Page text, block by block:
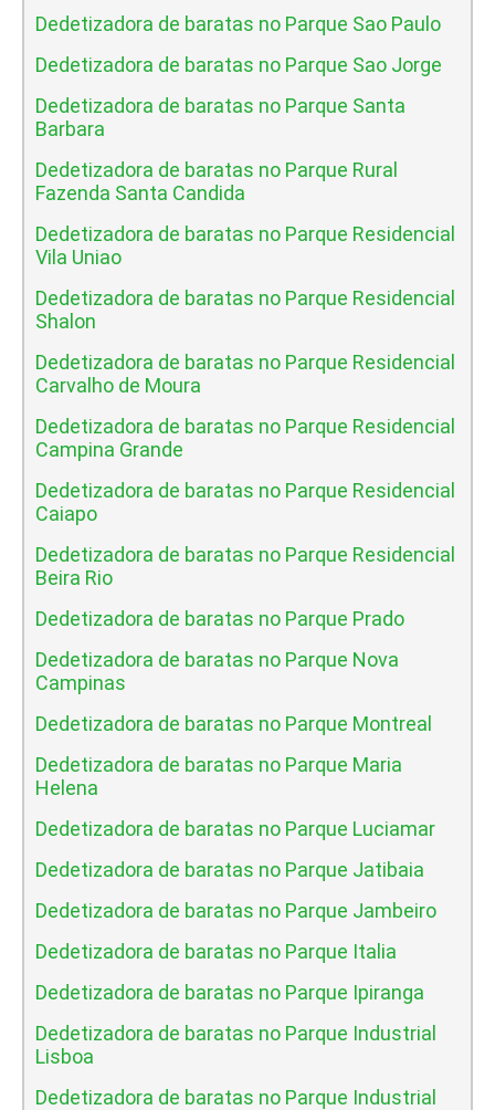
Dedetizadora de baratas no Parque Sao Paulo
Dedetizadora de baratas no Parque Sao Jorge
Dedetizadora de baratas no Parque Santa
Barbara
Dedetizadora de baratas no Parque Rural
Fazenda Santa Candida
Dedetizadora de baratas no Parque Residencial
Vila Uniao
Dedetizadora de baratas no Parque Residencial
Shalon
Dedetizadora de baratas no Parque Residencial
Carvalho de Moura
Dedetizadora de baratas no Parque Residencial
Campina Grande
Dedetizadora de baratas no Parque Residencial
Caiapo
Dedetizadora de baratas no Parque Residencial
Beira Rio
Dedetizadora de baratas no Parque Prado
Dedetizadora de baratas no Parque Nova
Campinas
Dedetizadora de baratas no Parque Montreal
Dedetizadora de baratas no Parque Maria
Helena
Dedetizadora de baratas no Parque Luciamar
Dedetizadora de baratas no Parque Jatibaia
Dedetizadora de baratas no Parque Jambeiro
Dedetizadora de baratas no Parque Italia
Dedetizadora de baratas no Parque Ipiranga
Dedetizadora de baratas no Parque Industrial
Lisboa
Dedetizadora de baratas no Parque Industrial